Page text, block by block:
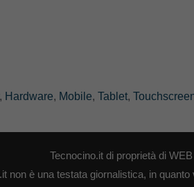
Hardware, Mobile, Tablet,
Tecnocino.it di proprietà di
non è una testata giornalistica, in